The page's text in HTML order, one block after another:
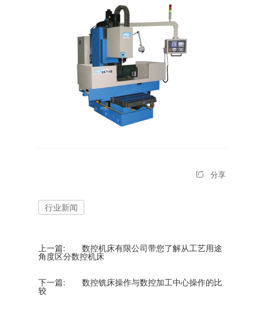
分享
行业新闻
上一篇:
数控机床有限公司带您了解从工艺用途
角度区分数控机床
下一篇:
数控铣床操作与数控加工中心操作的比
较